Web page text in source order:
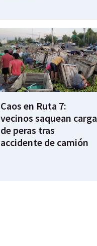
Caos en Ruta 7:
vecinos saquean carga
de peras tras
accidente de camión